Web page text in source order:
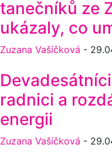
tanečníků ze
ukázaly, co
Zuzana Vašíčková -
radnici a
energii
Zuzana Vašíčková -